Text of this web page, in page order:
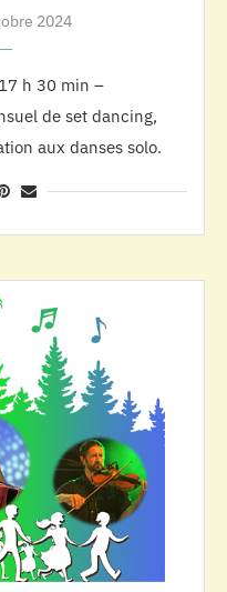
2024
h 30 min –
de set dancing,
aux danses solo.